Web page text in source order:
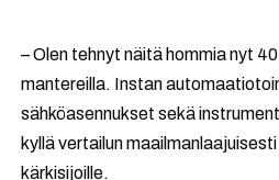
– Olen tehnyt näitä hommia nyt
mantereilla. Instan
sähköasennukset sekä
kyllä vertailun
kärkisijoille.